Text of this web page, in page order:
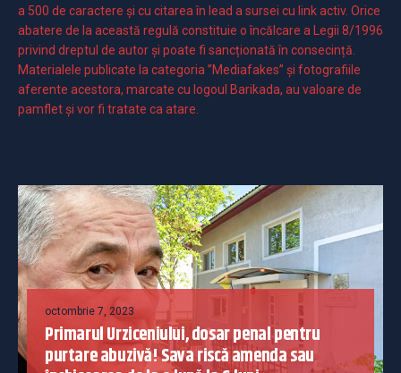
a 500 de caractere şi cu citarea în lead a sursei cu link activ. Orice
abatere de la această regulă constituie o încălcare a Legii 8/1996
privind dreptul de autor și poate fi sancționată în consecință.
Materialele publicate la categoria ”Mediafakes” și fotografiile
aferente acestora, marcate cu logoul Barikada, au valoare de
pamflet și vor fi tratate ca atare.
octombrie 7, 2023
Primarul Urziceniului, dosar penal pentru
purtare abuzivă! Sava riscă amenda sau